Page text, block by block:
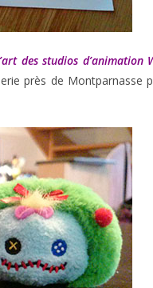
des studios d’animation
près de Montparnasse